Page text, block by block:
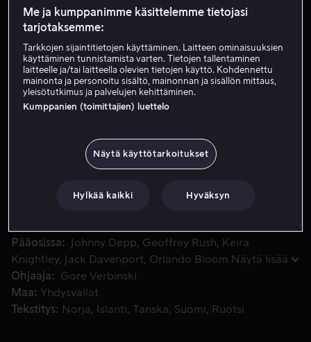
8.1 Toiminta Seikkailu 2003 2 h 17 min
HD
Vuokraa 4,49 €
Osta 15,99 €
Kapteeni Jack Sparrow ystävineen lähtee pelastamaan
Kapteeni Jack Sparrow ystävineen lähtee pelastamaan
kuvernöörin kaunista tytärtä, jonka luihu kapteeni
löytää Barbossa ja tämän kirotut merirosvot.
Pääosissa Johnny Depp Geoffrey Rush
Keira
Knightley
Jack Davenport Orlando Bloom Näytä lisää
Ohjaaja
Gore Verbinski
Maa
Yhdysvallat
Tekstitys
Norja Islanti Tanska Suomi Ruotsi
Me ja kumppanimme käsittelemme tietojasi
tarjotaksemme:
Tarkkojen sijaintitietojen käyttäminen. Laitteen ominaisuuksien
käyttäminen tunnistamista varten. Tietojen tallentaminen
laitteelle ja/tai laitteella olevien tietojen käyttö. Kohdennettu
mainonta ja personoitu sisältö, mainonnan ja sisällön mittaus,
yleisötutkimus ja palvelujen kehittäminen.
Kumppanien (toimittajien) luettelo
Näytä käyttötarkoitukset
Hylkää kaikki Hyväksyn